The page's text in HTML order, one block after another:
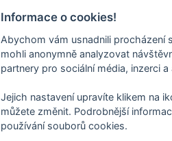
FAKTURAČNÍ ADRESA
Informace o cookies!
Abychom vám usnadnili procházení
mohli anonymně analyzovat
partnery pro sociální média, inzerci a
Jejich nastavení upravíte klikem na
můžete změnit. Podrobnější
používání souborů cookies.